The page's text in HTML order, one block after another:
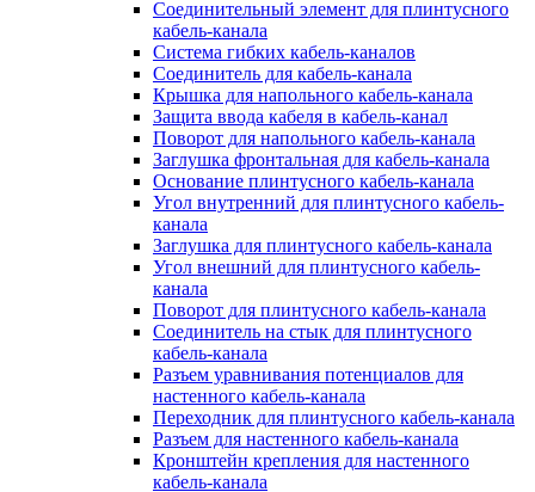
Соединительный элемент для плинтусного
кабель-канала
Система гибких кабель-каналов
Соединитель для кабель-канала
Крышка для напольного кабель-канала
Защита ввода кабеля в кабель-канал
Поворот для напольного кабель-канала
Заглушка фронтальная для кабель-канала
Основание плинтусного кабель-канала
Угол внутренний для плинтусного кабель-
канала
Заглушка для плинтусного кабель-канала
Угол внешний для плинтусного кабель-
канала
Поворот для плинтусного кабель-канала
Соединитель на стык для плинтусного
кабель-канала
Разъем уравнивания потенциалов для
настенного кабель-канала
Переходник для плинтусного кабель-канала
Разъем для настенного кабель-канала
Кронштейн крепления для настенного
кабель-канала